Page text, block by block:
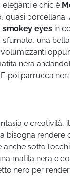
eleganti e chic è
quasi
smokey eyes in
una
nera
poi parrucca
e
bisogna
sotto
matita nera e
nero per